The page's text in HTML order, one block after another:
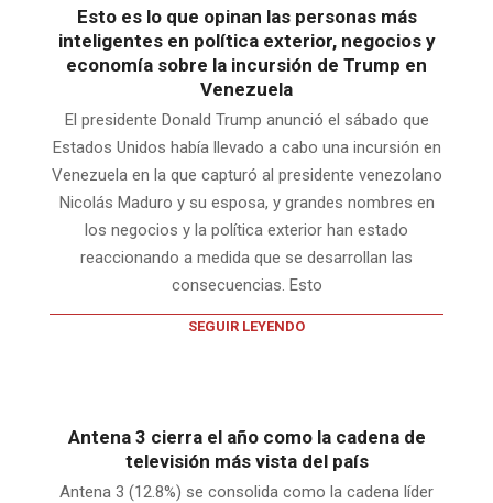
Esto es lo que opinan las personas más
inteligentes en política exterior, negocios y
economía sobre la incursión de Trump en
Venezuela
El presidente Donald Trump anunció el sábado que
Estados Unidos había llevado a cabo una incursión en
Venezuela en la que capturó al presidente venezolano
Nicolás Maduro y su esposa, y grandes nombres en
los negocios y la política exterior han estado
reaccionando a medida que se desarrollan las
consecuencias. Esto
SEGUIR LEYENDO
Antena 3 cierra el año como la cadena de
televisión más vista del país
Antena 3 (12.8%) se consolida como la cadena líder